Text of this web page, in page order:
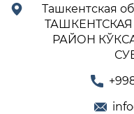
Ташкентская
РАЙОН